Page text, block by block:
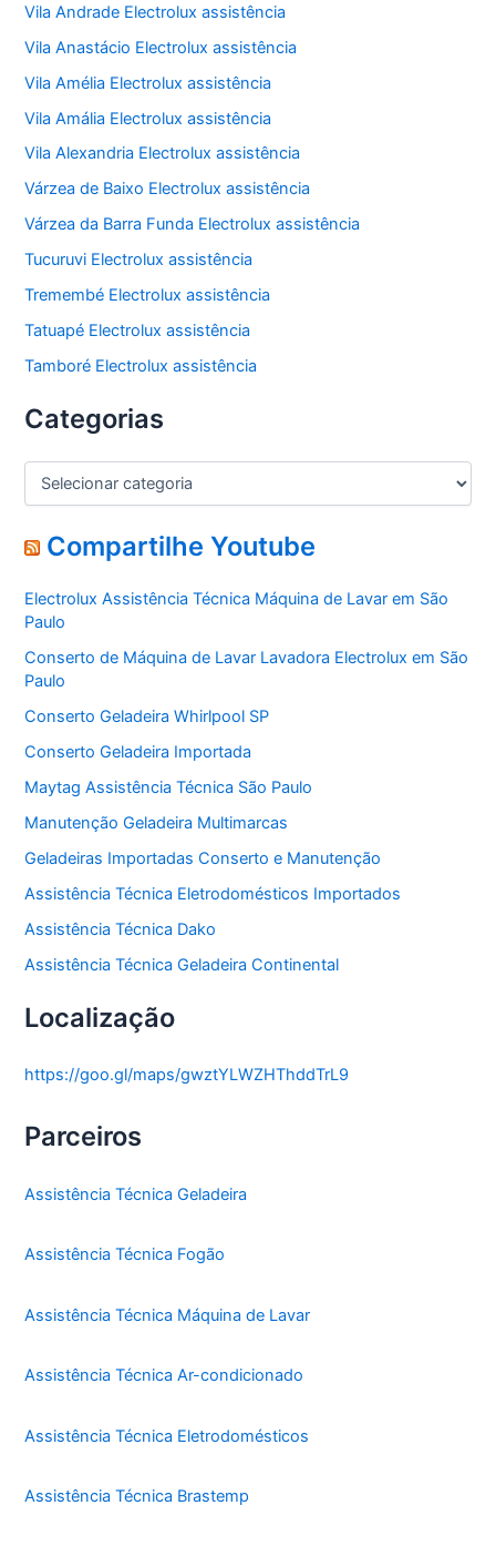
Vila Andrade Electrolux assistência
Vila Anastácio Electrolux assistência
Vila Amélia Electrolux assistência
Vila Amália Electrolux assistência
Vila Alexandria Electrolux assistência
Várzea de Baixo Electrolux assistência
Várzea da Barra Funda Electrolux assistência
Tucuruvi Electrolux assistência
Tremembé Electrolux assistência
Tatuapé Electrolux assistência
Tamboré Electrolux assistência
Categorias
C
e
g
r
i
a
s
Compartilhe Youtube
Electrolux Assistência Técnica Máquina de Lavar em São
Paulo
Conserto de Máquina de Lavar Lavadora Electrolux em São
Paulo
Conserto Geladeira Whirlpool SP
Conserto Geladeira Importada
Maytag Assistência Técnica São Paulo
Manutenção Geladeira Multimarcas
Geladeiras Importadas Conserto e Manutenção
Assistência Técnica Eletrodomésticos Importados
Assistência Técnica Dako
Assistência Técnica Geladeira Continental
Localização
https://goo.gl/maps/gwztYLWZHThddTrL9
Parceiros
Assistência Técnica Geladeira
Assistência Técnica Fogão
Assistência Técnica Máquina de Lavar
Assistência Técnica Ar-condicionado
Assistência Técnica Eletrodomésticos
Assistência Técnica Brastemp